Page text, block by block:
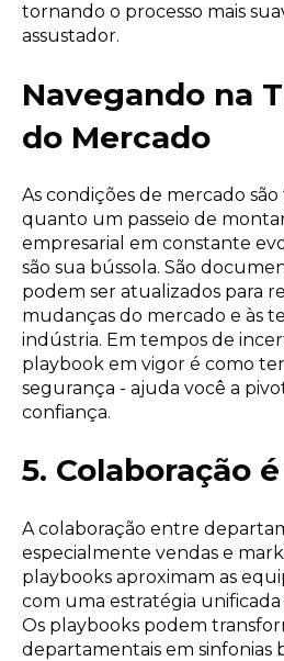
tornando o processo mais
assustador.
Navegando na
do Mercado
As condições de mercado
quanto um passeio de
empresarial em constante
são sua bússola. São
podem ser atualizados para
mudanças do mercado e às
indústria. Em tempos de
playbook em vigor é como
segurança - ajuda você a
confiança.
5. Colaboração
A colaboração entre
especialmente vendas e
playbooks aproximam as
com uma estratégia
Os playbooks podem
departamentais em sinfonias